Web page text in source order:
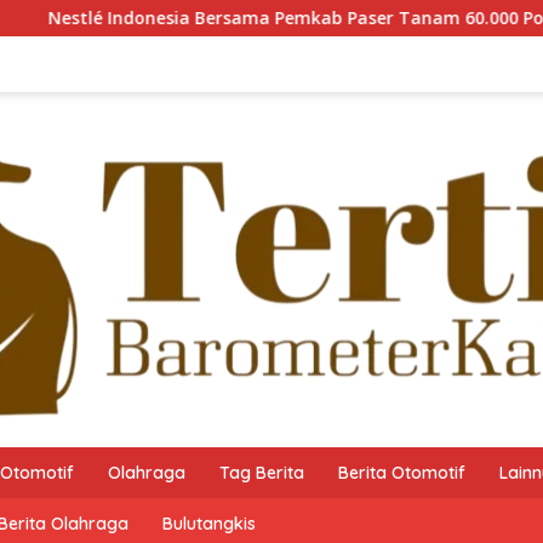
Bersama Pemkab Paser Tanam 60.000 Pohon Mangrove
Otomotif Olahraga Tag Berita Berita Otomotif
Olahraga Bulutangkis